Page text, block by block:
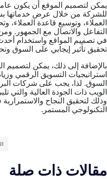
يمكن لتصميم الموقع أن يكون
للشركة من خلال عرض خدماتها
العملاء، وتوسيع قاعدة العملاء،
التفاعل والاتصال مع الجمهور.
في تصميم المواقع واستخدام
تحقيق تأثير إيجابي على السوق
بالإضافة إلى ذلك، يمكن لتصميم
استراتيجيات التسويق الرقمي
السوق. لذا، يجب على شركات
الويب ذات الجودة العالية والتي
وذلك لتحقيق النجاح
التكنولوجي المستمر.
مقالات ذات صلة